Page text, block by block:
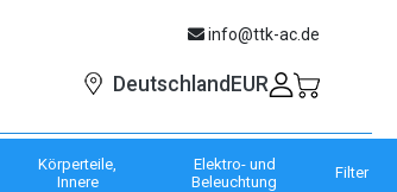
info@ttk-ac.de
Deutschland EUR
Körperteile,
Innere
Elektro- und
Beleuchtung
Filter